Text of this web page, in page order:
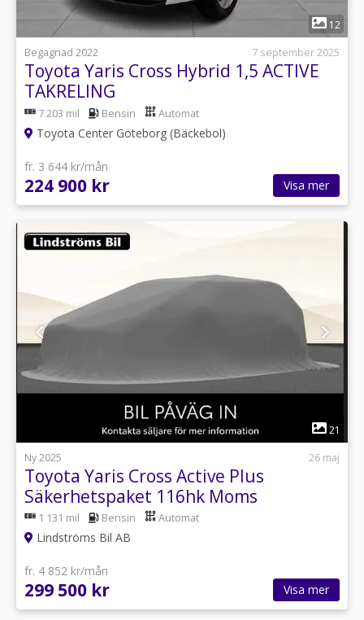
1
12
Begagnad 2022
7 september 2025
Toyota Yaris Cross Hybrid 1,5 ACTIVE
TAKRELING
7 203 mil Bensin Automat
Toyota Center Göteborg (Bäckebol)
fr. 3 644 kr/mån
224 900 kr Visa mer
1
21
Ny 2025
26 maj
Toyota Yaris Cross Active Plus
Säkerhetspaket 116hk Moms
1 131 mil Bensin Automat
Lindströms Bil AB
fr. 4 852 kr/mån
299 500 kr Visa mer